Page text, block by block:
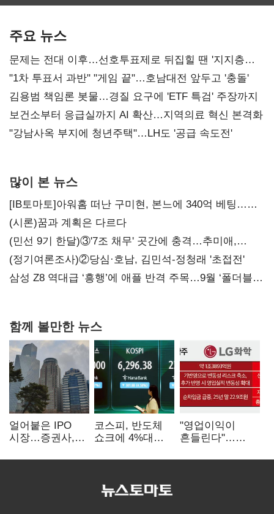
주요 뉴스
문제는 전대 이후…선호투표제로 뒤집힐 땐 '지지층
불복'
"1차 투표서 과반" "게임 끝"…호남대전 앞두고 '충돌'
김용범 책임론 봇물…경질 요구에 'ETF 특검' 주장까지
보건소부터 응급실까지 AI 확산…지역의료 혁신 본격화
"강남사옥 부지에 청년주택"…LH도 '공급 속도전'
많이 본 뉴스
[IB토마토]아워홈 떠난 구미현, 본느에 340억 베팅…
가족 지배체제 구축
(시론)꿈과 계획은 다르다
(민선 9기 한달)③'7조 채무' 곳간에 충격…추미애,
20년만에 '비상재정' 선언 승부수
(정기여론조사)②당심·호남, 김민석-정청래 '초접전'
삼성 Z8 역대급 ‘흥행’에 애플 반격 주목…9월 ‘폴더블
함께 볼만한 뉴스
얼어붙은 IPO
시장…증권사,
전쟁' 기대
코스피, 반도체
쇼크에 4%대
5거래일째 상승
"영업이익이
흔들린다"…
18에 취약